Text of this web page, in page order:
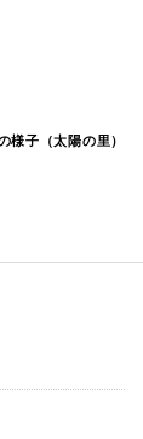
様子（太陽の里）